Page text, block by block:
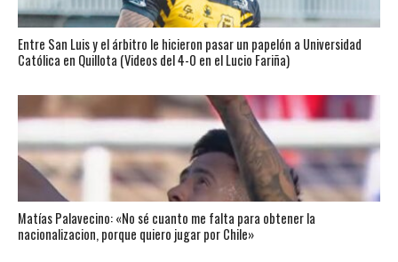
Entre San Luis y el árbitro le hicieron pasar un papelón a Universidad
Católica en Quillota (Videos del 4-0 en el Lucio Fariña)
Matías Palavecino: «No sé cuanto me falta para obtener la
nacionalizacion, porque quiero jugar por Chile»